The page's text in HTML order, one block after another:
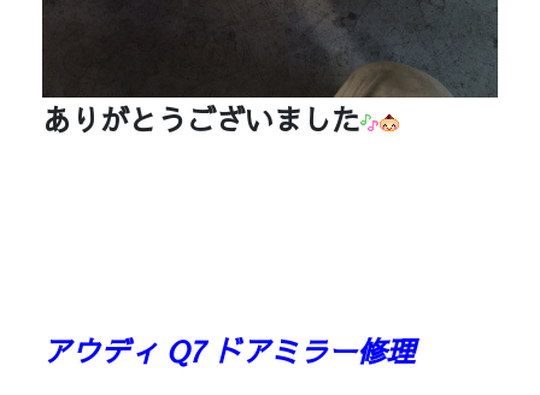
ありがとうございました
アウディ Q7 ドアミラー修理